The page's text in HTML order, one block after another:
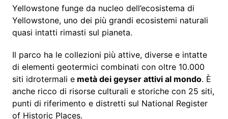
Yellowstone funge da nucleo dell’ecosistema di
Yellowstone, uno dei più grandi ecosistemi naturali
quasi intatti rimasti sul pianeta.
Il parco ha le collezioni più attive, diverse e intatte
di elementi geotermici combinati con oltre 10.000
siti idrotermali emetà dei geyser attivi al mondo. È
anche ricco di risorse culturali e storiche con 25 siti,
punti di riferimento e distretti sul National Register
of Historic Places.